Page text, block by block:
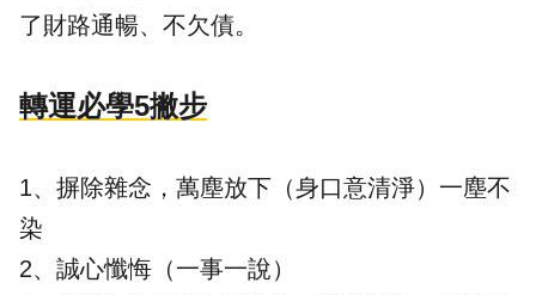
了財路通暢、不欠債。
轉運必學5撇步
1、摒除雜念，萬塵放下（身口意清淨）一塵不
染
2、誠心懺悔（一事一說）